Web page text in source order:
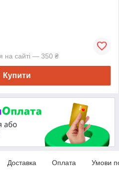
на сайті — 350 ₴
Купити
Доставка Оплата Умови